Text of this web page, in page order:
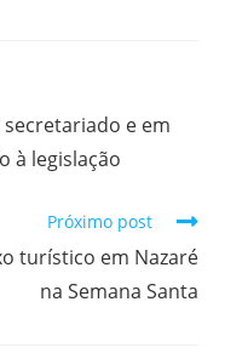
e em
à legislação
Próximo post
turístico em Nazaré
na Semana Santa